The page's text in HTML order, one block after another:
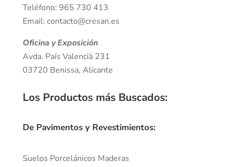
Teléfono: 965 730 413
Email: contacto@cresan.es
Oficina y Exposición
Avda. País Valencià 231
03720 Benissa, Alicante
Los Productos más Buscados:
De Pavimentos y Revestimientos:
Suelos Porcelánicos Maderas